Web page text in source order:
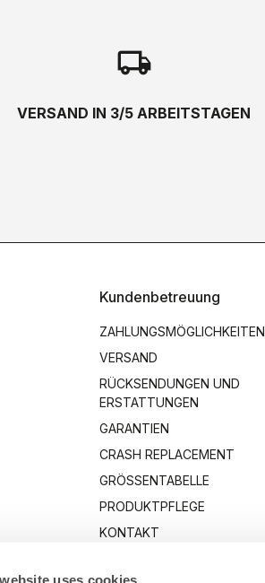
uses cookies
local_shipping
VERSAND IN 3/5 ARBEITSTAGEN
Kundenbetreuung
ZAHLUNGSMÖGLICHKEITEN
VERSAND
RÜCKSENDUNGEN UND
ERSTATTUNGEN
GARANTIEN
CRASH REPLACEMENT
GRÖSSENTABELLE
PRODUKTPFLEGE
KONTAKT